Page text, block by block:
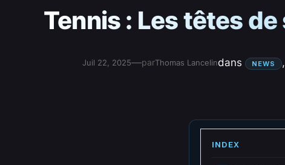
Tennis : Les têtes
Juil 22, 2025—parThomas Lancelindans NEWS ,
INDEX